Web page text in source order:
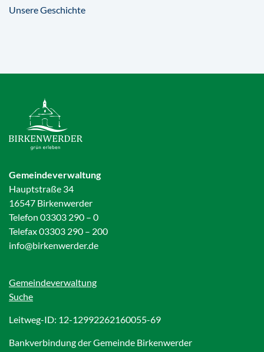
Unsere Geschichte
Gemeindeverwaltung
Hauptstraße 34
16547 Birkenwerder
Telefon 03303 290 – 0
Telefax 03303 290 – 200
info@birkenwerder.de
Gemeindeverwaltung
Suche
Leitweg-ID: 12-12992262160055-69
Bankverbindung der Gemeinde Birkenwerder